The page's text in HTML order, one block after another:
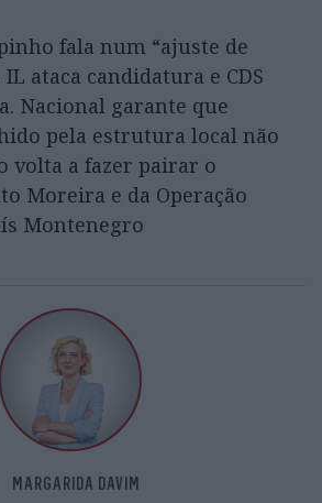
fala num “ajuste de
IL ataca candidatura e CDS
Nacional garante que
pela estrutura local não
volta a fazer pairar o
Moreira e da Operação
Montenegro
MARGARIDA DAVIM